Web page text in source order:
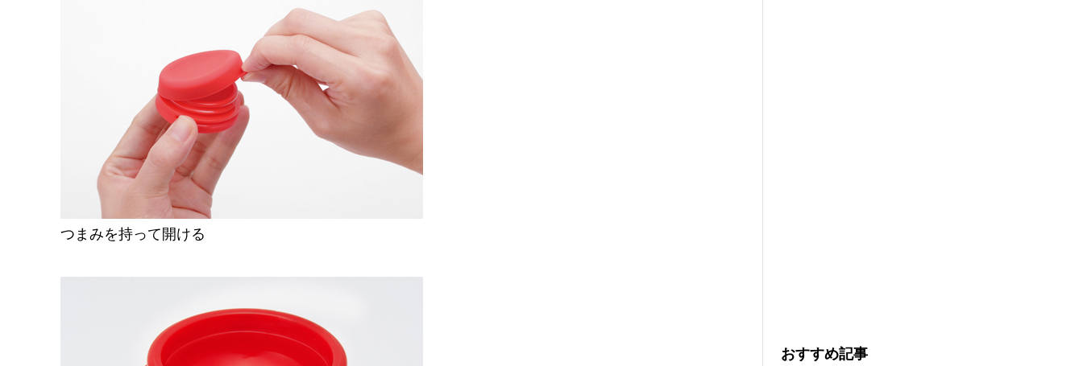
つまみを持って開ける
おすすめ記事